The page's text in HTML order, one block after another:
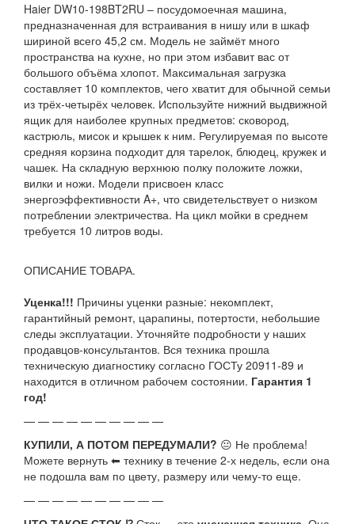
Haier DW10-198BT2RU – посудомоечная машина,
предназначенная для встраивания в нишу или в шкаф
шириной всего 45,2 см. Модель не займёт много
пространства на кухне, но при этом избавит вас от
большого объёма хлопот. Максимальная загрузка
составляет 10 комплектов, чего хватит для обычной семьи
из трёх-четырёх человек. Используйте нижний выдвижной
ящик для наиболее крупных предметов: сковород,
кастрюль, мисок и крышек к ним. Регулируемая по высоте
средняя корзина подходит для тарелок, блюдец, кружек и
чашек. На складную верхнюю полку положите ложки,
вилки и ножи. Модели присвоен класс
энергоэффективности A+, что свидетельствует о низком
потреблении электричества. На цикл мойки в среднем
требуется 10 литров воды.
ОПИСАНИЕ ТОВАРА.
Уценка!!! Причины уценки разные: некомплект,
гарантийный ремонт, царапины, потертости, небольшие
следы эксплуатации. Уточняйте подробности у наших
продавцов-консультантов. Вся техника прошла
техническую диагностику согласно ГОСТу 20911-89 и
находится в отличном рабочем состоянии. Гарантия 1
год!
— — — — — — — — — —
КУПИЛИ, А ПОТОМ ПЕРЕДУМАЛИ? 😐 Не проблема!
Можете вернуть ⬅ технику в течение 2-х недель, если она
не подошла вам по цвету, размеру или чему-то еще.
— — — — — — — — — —